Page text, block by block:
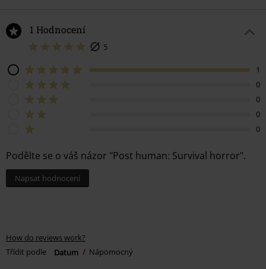
1 Hodnocení
5
1
0
0
0
0
Podělte se o váš názor "Post human: Survival horror".
Napsat hodnocení
How do reviews work?
Třídit podle
Datum Nápomocný